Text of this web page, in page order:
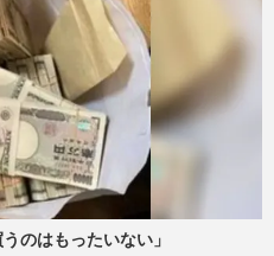
のはもったいない」